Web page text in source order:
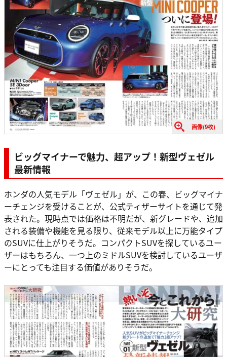
画像(9枚)
ビッグマイナーで魅力、超アップ！新型ヴェゼル
最新情報
ホンダの人気モデル「ヴェゼル」が、この春、ビッグマイナ
ーチェンジを受けることが、公式ティザーサイトを通じて発
表された。現時点では価格は不明だが、新グレードや、追加
される装備や機能を見る限り、従来モデル以上に万能タイプ
のSUVに仕上がりそうだ。コンパクトSUVを探しているユー
ザーはもちろん、一つ上のミドルSUVを検討しているユーザ
ーにとっても注目する価値がありそうだ。